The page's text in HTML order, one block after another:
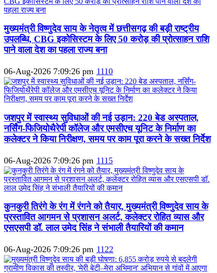
मुख्यमंत्री विष्णुदेव साय के नेतृत्व में छत्तीसगढ़ की बड़ी राष्ट्रीय
उपलब्धि, CBG इकोसिस्टम के लिए 50 करोड़ की प्रोत्साहन राशि
पाने वाला देश का पहला राज्य बना
06-Aug-2026 7:09:26 pm 1110
जशपुर में स्वास्थ्य सुविधाओं की नई उड़ान: 220 बेड अस्पताल,
नर्सिंग-फिजियोथैरेपी कॉलेज और एमसीएच यूनिट के निर्माण का
कलेक्टर ने किया निरीक्षण, समय पर काम पूरा करने के सख्त निर्देश
06-Aug-2026 7:09:26 pm 1115
कुनकुरी तिरंगे के रंग में रंगने को तैयार, मुख्यमंत्री विष्णुदेव साय के
प्रस्तावित आगमन से प्रशासन अलर्ट, कलेक्टर रोहित व्यास और
एसएसपी डॉ. लाल उमेद सिंह ने संभाली तैयारियों की कमान
06-Aug-2026 7:09:26 pm 1122